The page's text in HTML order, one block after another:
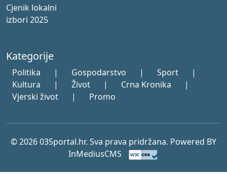
Cjenik lokalni
izbori 2025
Kategorije
Politika | Gospodarstvo | Sport
|
Kultura
| Život | Crna Kronika
|
Vjerski život
| Promo
© 2026 035portal.hr. Sva prava pridržana. Powered BY
InMediusCMS